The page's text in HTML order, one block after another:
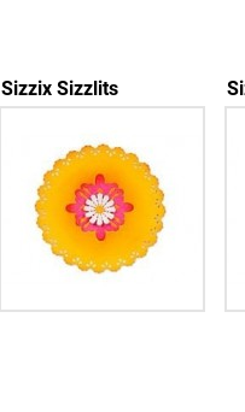
Sizzix Sizzlits